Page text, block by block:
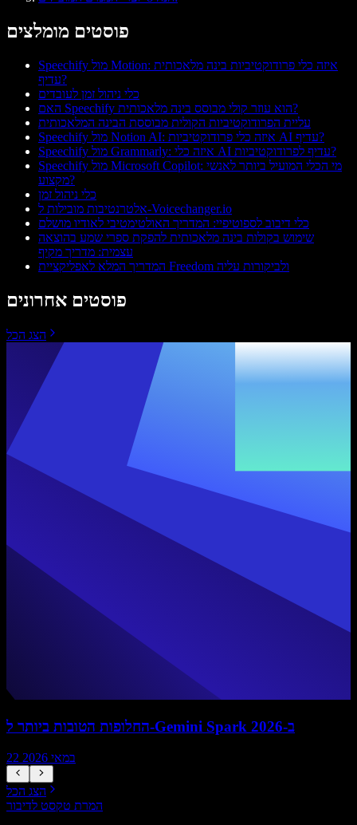
פוסטים מומלצים
Speechify מול Motion: איזה כלי פרודוקטיביות בינה מלאכותית
עדיף?
כלי ניהול זמן לעובדים
האם Speechify הוא עוזר קולי מבוסס בינה מלאכותית?
עליית הפרודוקטיביות הקולית מבוססת הבינה המלאכותית
Speechify מול Notion AI: איזה כלי פרודוקטיביות AI עדיף?
Speechify מול Grammarly: איזה כלי AI עדיף לפרודוקטיביות?
Speechify מול Microsoft Copilot: מי הכלי המועיל ביותר לאנשי
מקצוע?
כלי ניהול זמן
אלטרנטיבות מובילות ל-Voicechanger.io
כלי דיבוב לספוטיפיי: המדריך האולטימטיבי לאודיו מושלם
שימוש בקולות בינה מלאכותית להפקת ספרי שמע בהוצאה
עצמית: מדריך מקיף
המדריך המלא לאפליקציית Freedom ולביקורות עליה
פוסטים אחרונים
הצג הכל
החלופות הטובות ביותר ל-Gemini Spark ב-2026
22 במאי 2026
הצג הכל
המרת טקסט לדיבור